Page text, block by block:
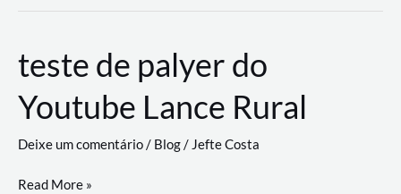
revoluciona
de
trabalho
com
a
workflows
teste de palyer do
Youtube Lance Rural
Deixe um comentário/ Blog/ Jefte Costa
teste
Read More »